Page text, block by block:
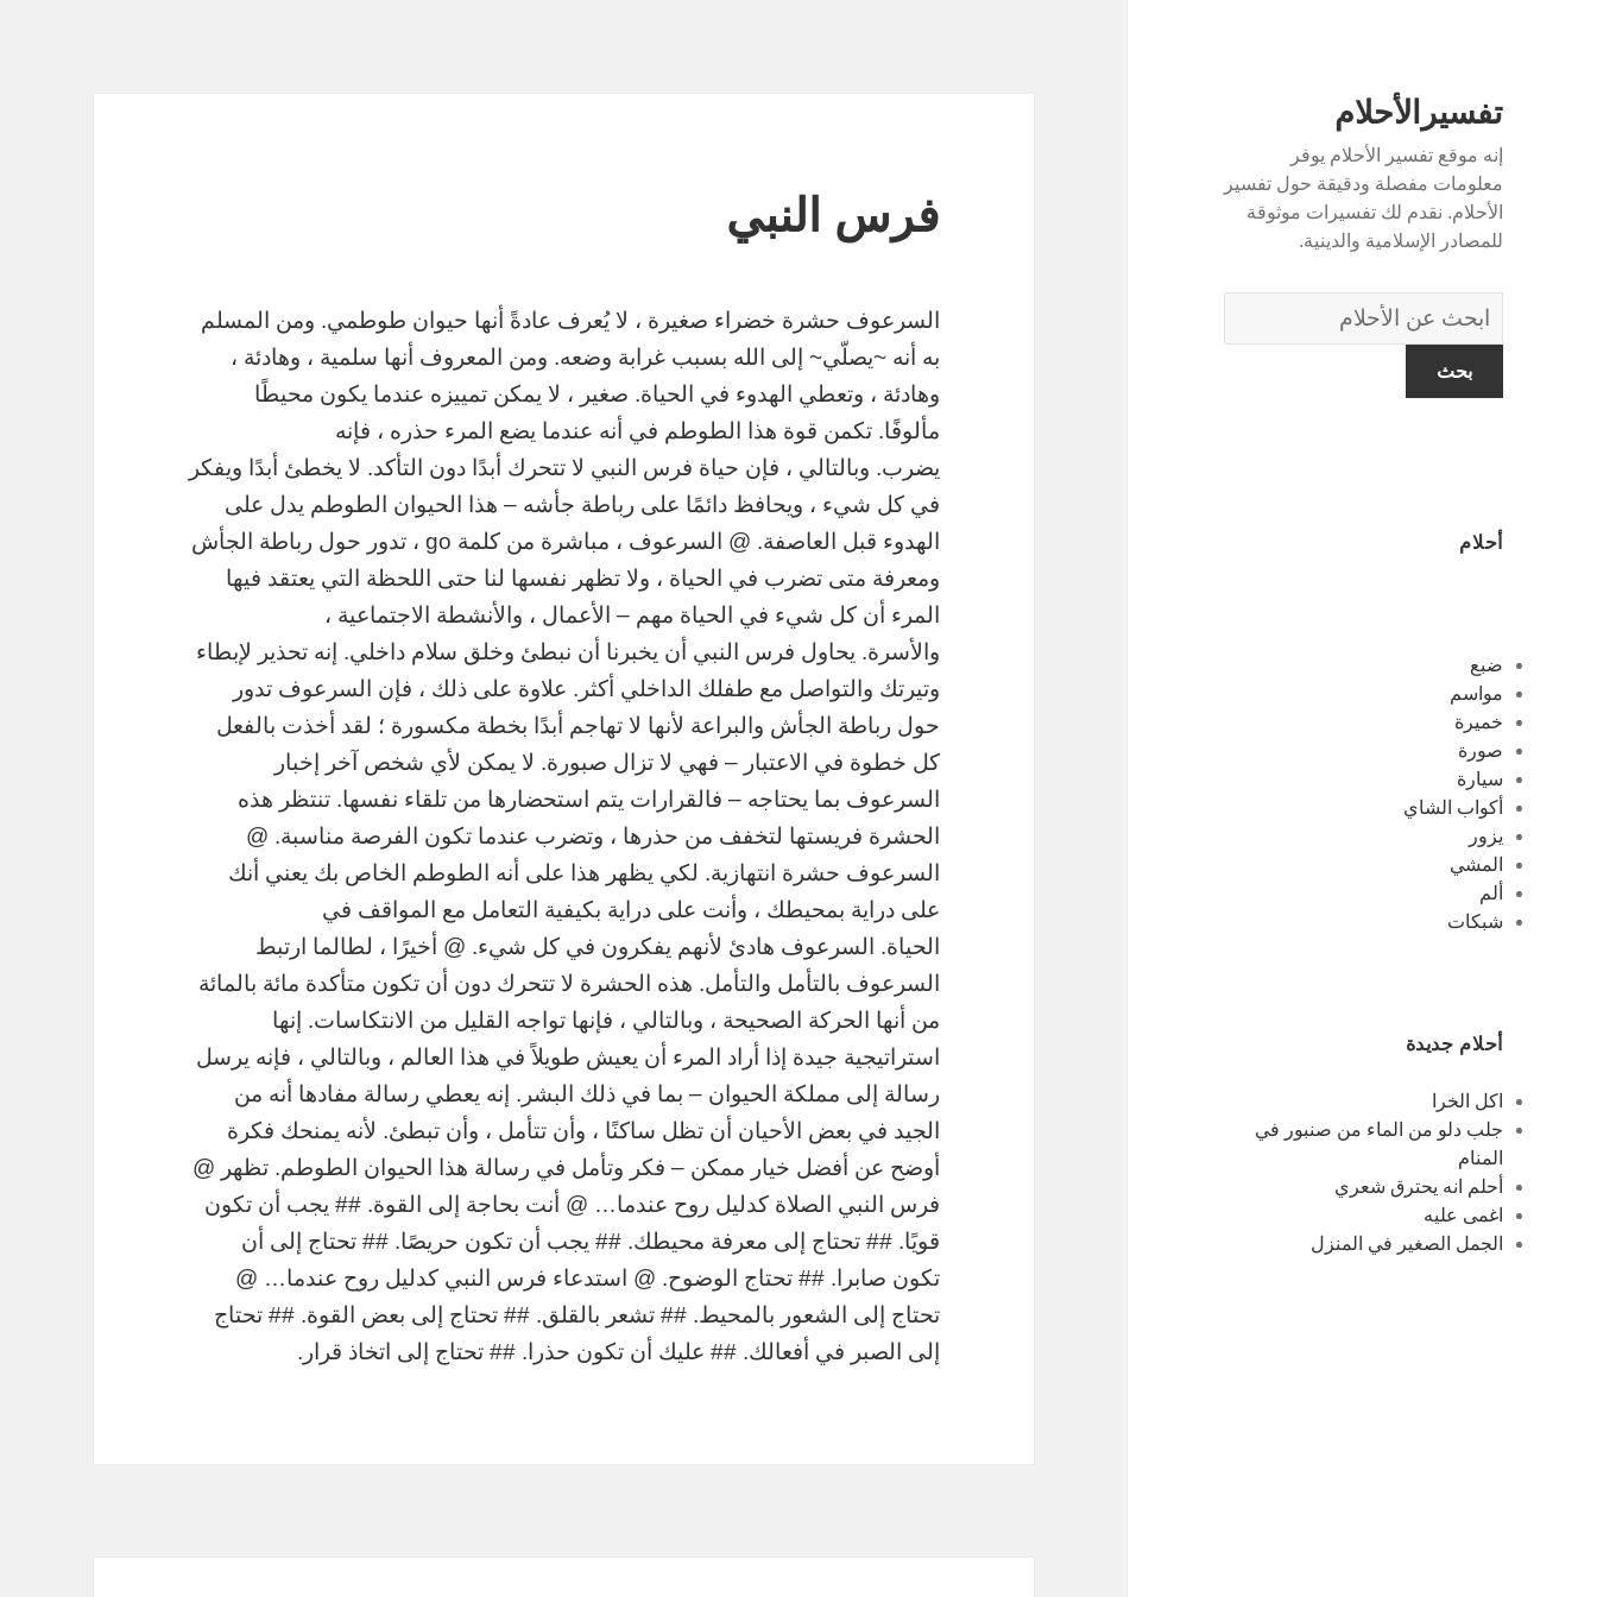
تفسيرالأحلام
إنه موقع تفسير الأحلام يوفر
معلومات مفصلة ودقيقة حول تفسير
الأحلام. نقدم لك تفسيرات موثوقة
للمصادر الإسلامية والدينية.
قاموس
الاحلام:
أحلام
ضبع
مواسم
خميرة
صورة
سيارة
أكواب الشاي
يزور
المشي
ألم
شبكات
أحلام جديدة
اكل الخرا
جلب دلو من الماء من صنبور في
المنام
أحلم انه يحترق شعري
اغمى عليه
الجمل الصغير في المنزل
فرس النبي
السرعوف حشرة خضراء صغيرة ، لا يُعرف عادةً أنها حيوان طوطمي. ومن المسلم
به أنه ~يصلّي~ إلى الله بسبب غرابة وضعه. ومن المعروف أنها سلمية ، وهادئة ،
وهادئة ، وتعطي الهدوء في الحياة. صغير ، لا يمكن تمييزه عندما يكون محيطًا
مألوفًا. تكمن قوة هذا الطوطم في أنه عندما يضع المرء حذره ، فإنه
يضرب. وبالتالي ، فإن حياة فرس النبي لا تتحرك أبدًا دون التأكد. لا يخطئ أبدًا ويفكر
في كل شيء ، ويحافظ دائمًا على رباطة جأشه – هذا الحيوان الطوطم يدل على
الهدوء قبل العاصفة. @ السرعوف ، مباشرة من كلمة go ، تدور حول رباطة الجأش
ومعرفة متى تضرب في الحياة ، ولا تظهر نفسها لنا حتى اللحظة التي يعتقد فيها
المرء أن كل شيء في الحياة مهم – الأعمال ، والأنشطة الاجتماعية ،
والأسرة. يحاول فرس النبي أن يخبرنا أن نبطئ وخلق سلام داخلي. إنه تحذير لإبطاء
وتيرتك والتواصل مع طفلك الداخلي أكثر. علاوة على ذلك ، فإن السرعوف تدور
حول رباطة الجأش والبراعة لأنها لا تهاجم أبدًا بخطة مكسورة ؛ لقد أخذت بالفعل
كل خطوة في الاعتبار – فهي لا تزال صبورة. لا يمكن لأي شخص آخر إخبار
السرعوف بما يحتاجه – فالقرارات يتم استحضارها من تلقاء نفسها. تنتظر هذه
الحشرة فريستها لتخفف من حذرها ، وتضرب عندما تكون الفرصة مناسبة. @
السرعوف حشرة انتهازية. لكي يظهر هذا على أنه الطوطم الخاص بك يعني أنك
على دراية بمحيطك ، وأنت على دراية بكيفية التعامل مع المواقف في
الحياة. السرعوف هادئ لأنهم يفكرون في كل شيء. @ أخيرًا ، لطالما ارتبط
السرعوف بالتأمل والتأمل. هذه الحشرة لا تتحرك دون أن تكون متأكدة مائة بالمائة
من أنها الحركة الصحيحة ، وبالتالي ، فإنها تواجه القليل من الانتكاسات. إنها
استراتيجية جيدة إذا أراد المرء أن يعيش طويلاً في هذا العالم ، وبالتالي ، فإنه يرسل
رسالة إلى مملكة الحيوان – بما في ذلك البشر. إنه يعطي رسالة مفادها أنه من
الجيد في بعض الأحيان أن تظل ساكنًا ، وأن تتأمل ، وأن تبطئ. لأنه يمنحك فكرة
أوضح عن أفضل خيار ممكن – فكر وتأمل في رسالة هذا الحيوان الطوطم. تظهر @
فرس النبي الصلاة كدليل روح عندما… @ أنت بحاجة إلى القوة. ## يجب أن تكون
قويًا. ## تحتاج إلى معرفة محيطك. ## يجب أن تكون حريصًا. ## تحتاج إلى أن
تكون صابرا. ## تحتاج الوضوح. @ استدعاء فرس النبي كدليل روح عندما… @
تحتاج إلى الشعور بالمحيط. ## تشعر بالقلق. ## تحتاج إلى بعض القوة. ## تحتاج
إلى الصبر في أفعالك. ## عليك أن تكون حذرا. ## تحتاج إلى اتخاذ قرار.